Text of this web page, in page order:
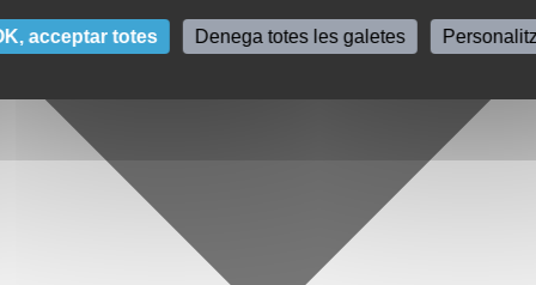
acceptar totes Denega totes les galetes